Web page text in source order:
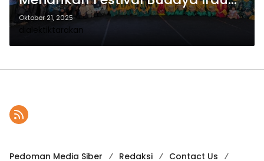
ke-11 di Malinau
Oktober 21, 2025
dialektiktarakan
Pedoman Media Siber Redaksi
Contact Us